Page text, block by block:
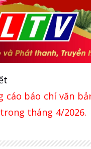
cáo báo chí văn
tháng 4/2026.